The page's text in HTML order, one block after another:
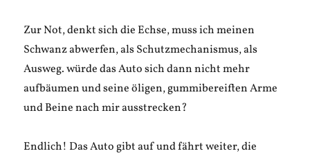
Zur Not, denkt sich die Echse, muss ich meinen
Schwanz abwerfen, als Schutzmechanismus, als
Ausweg. würde das Auto sich dann nicht mehr
aufbäumen und seine öligen, gummibereiften Arme
und Beine nach mir ausstrecken?
Endlich! Das Auto gibt auf und fährt weiter, die